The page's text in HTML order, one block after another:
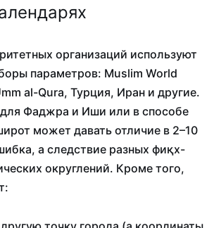
организаций используют
параметров: Muslim World
al-Qura, Турция, Иран и другие.
для Фаджра и Иши или в способе
может давать отличие в 2–10
а следствие разных фиқх-
округлений. Кроме того,